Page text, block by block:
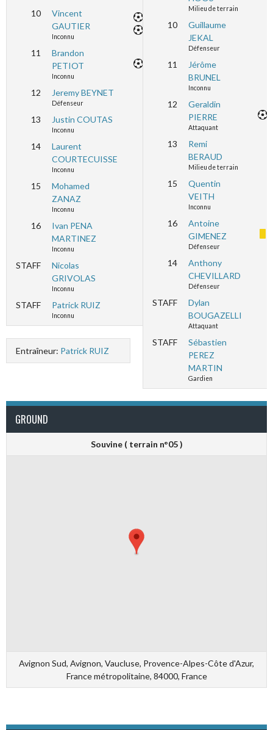
10
Vincent
GAUTIER
Inconnu
11
Brandon
PETIOT
Inconnu
12 Jeremy BEYNET
Défenseur
13 Justin COUTAS
Inconnu
14
Laurent
COURTECUISSE
Inconnu
15
Mohamed
ZANAZ
Inconnu
16
Ivan PENA
MARTINEZ
Inconnu
STAFF
Nicolas
GRIVOLAS
Inconnu
STAFF Patrick RUIZ
Inconnu
Entraîneur: Patrick RUIZ
Milieu de terrain
10
Guillaume
JEKAL
Défenseur
11
Jérôme
BRUNEL
Inconnu
12
Geraldin
PIERRE
Attaquant
13
Remi
BERAUD
Milieu de terrain
15
Quentin
VEITH
Inconnu
16
Antoine
GIMENEZ
Défenseur
14
Anthony
CHEVILLARD
Défenseur
STAFF
Dylan
BOUGAZELLI
Attaquant
STAFF
Sébastien
PEREZ
MARTIN
Gardien
GROUND
Souvine ( terrain n°05 )
Avignon Sud, Avignon, Vaucluse, Provence-Alpes-Côte d'Azur,
France métropolitaine, 84000, France